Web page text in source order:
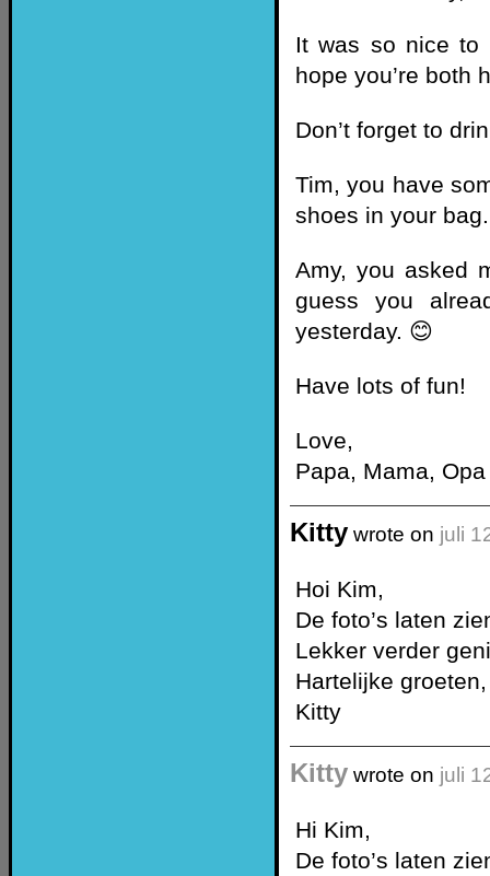
It was so nice to
hope you’re both
Don’t forget to
Tim, you have
shoes in your
Amy, you asked
guess you
yesterday. 😊
Have lots of fun!
Love,
Papa, Mama,
Kitty wrote on juli
Hoi Kim,
De foto’s laten
Lekker verder
Hartelijke groeten,
Kitty
Kitty wrote on juli
Hi Kim,
De foto’s laten